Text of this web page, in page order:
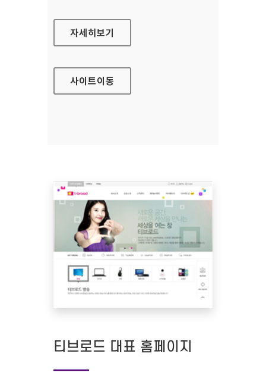
제주특별자치도개발공사 대표 홈페이지
자세히보기
사이트이동
티브로드 대표 홈페이지